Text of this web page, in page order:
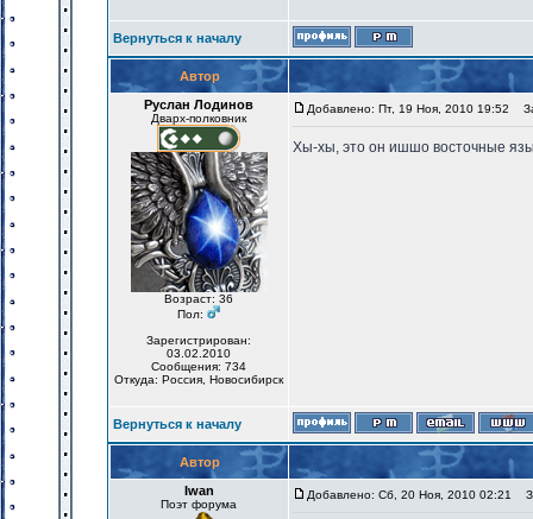
Вернуться к началу
Автор
Руслан Лодинов
Дварх-полковник
Возраст: 36
Пол:
Зарегистрирован:
03.02.2010
Сообщения: 734
Откуда: Россия, Новосибирск
Добавлено: Пт, 19 Ноя, 2010 19:52
Хы-хы, это он ишшо восточные
Вернуться к началу
Автор
Iwan
Поэт форума
Добавлено: Сб, 20 Ноя, 2010 02:21